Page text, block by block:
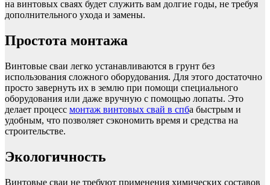
на винтовых сваях будет служить вам долгие годы, не требуя
дополнительного ухода и замены.
Простота монтажа
Винтовые сваи легко устанавливаются в грунт без
использования сложного оборудования. Для этого достаточно
просто завернуть их в землю при помощи специального
оборудования или даже вручную с помощью лопаты. Это
делает процесс монтаж винтовых свай в спба быстрым и
удобным, что позволяет сэкономить время и средства на
строительстве.
Экологичность
Винтовые сваи не требуют применения химических составов